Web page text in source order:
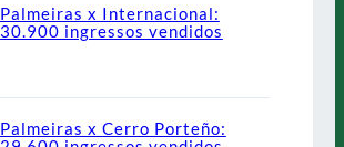
Palmeiras x Internacional:
30.900 ingressos vendidos
Palmeiras x Cerro Porteño: